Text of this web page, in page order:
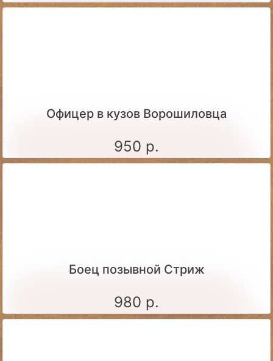
Офицер в кузов Ворошиловца
950 р.
Боец позывной Стриж
980 р.